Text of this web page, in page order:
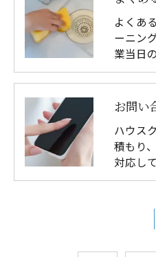
よくあ
ーニン
業当日
お問い
ハウス
積もり
対応し